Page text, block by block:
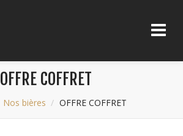
OFFRE COFFRET
Nos bières OFFRE COFFRET